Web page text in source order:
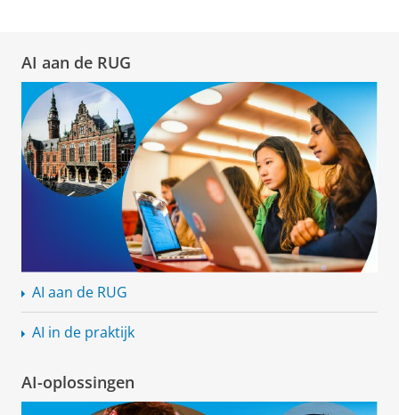
AI aan de RUG
AI aan de RUG
AI in de praktijk
AI-oplossingen